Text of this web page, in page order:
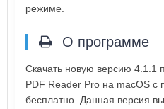
режиме.
О программе
Скачать новую версию 4.1.1
PDF Reader Pro на macOS
бесплатно. Данная версия